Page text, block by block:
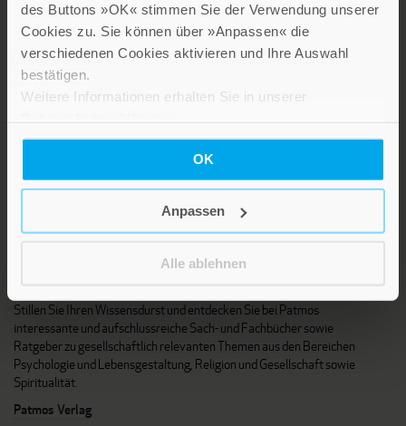
des Buttons »OK« stimmen Sie der Verwendung unserer
Cookies zu. Sie können über »Anpassen« die
verschiedenen Cookies aktivieren und Ihre Auswahl
bestätigen.
Weitere Informationen erhalten Sie in unserer
OK
Anpassen
Alle ablehnen
LEBE GUT MAGAZIN
NEWSLETTER
KARRIERE
Die Verlage der Verlagsgruppe Patmos
Stillen Sie Ihren Wissensdurst und entdecken Sie bei Patmos
interessante und aufschlussreiche Sach- und Fachbücher sowie
Ratgeber zu gesellschaftlich relevanten Themen aus den Bereichen
Psychologie und Lebensgestaltung, Religion und Gesellschaft sowie
Spiritualität.
Patmos Verlag